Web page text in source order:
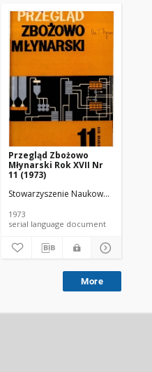
Inżynierów i Techników
Przegląd Zbożowo
Młynarski Rok XVII Nr
11 (1973)
Stowarzyszenie Naukowo-
1973
serial language document
More